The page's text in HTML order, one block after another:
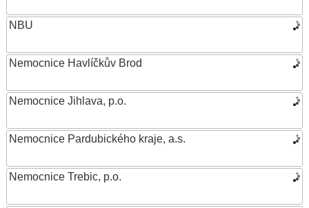
NBU
Nemocnice Havlíčkův Brod
Nemocnice Jihlava, p.o.
Nemocnice Pardubického kraje, a.s.
Nemocnice Trebic, p.o.